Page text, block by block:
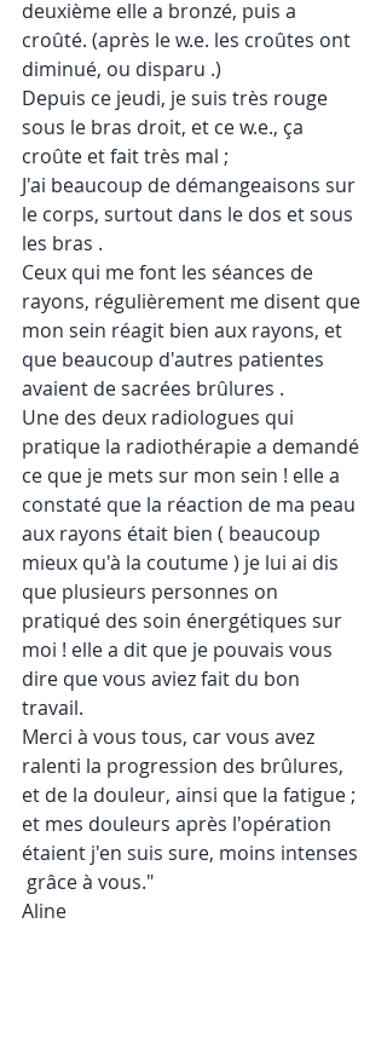
deuxième elle a bronzé, puis a
croûté. (après le w.e. les croûtes ont
diminué, ou disparu .)
Depuis ce jeudi, je suis très rouge
sous le bras droit, et ce w.e., ça
croûte et fait très mal ;
J'ai beaucoup de démangeaisons sur
le corps, surtout dans le dos et sous
les bras .
Ceux qui me font les séances de
rayons, régulièrement me disent que
mon sein réagit bien aux rayons, et
que beaucoup d'autres patientes
avaient de sacrées brûlures .
Une des deux radiologues qui
pratique la radiothérapie a demandé
ce que je mets sur mon sein ! elle a
constaté que la réaction de ma peau
aux rayons était bien ( beaucoup
mieux qu'à la coutume ) je lui ai dis
que plusieurs personnes on
pratiqué des soin énergétiques sur
moi ! elle a dit que je pouvais vous
dire que vous aviez fait du bon
travail.
Merci à vous tous, car vous avez
ralenti la progression des brûlures,
et de la douleur, ainsi que la fatigue ;
et mes douleurs après l'opération
étaient j'en suis sure, moins intenses
grâce à vous."
Aline